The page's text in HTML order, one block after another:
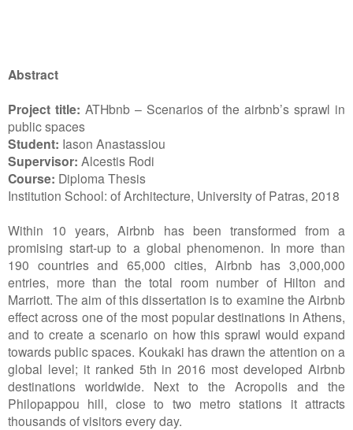
Abstract
Project title: ATHbnb – Scenarios of the airbnb’s sprawl in
public spaces
Student: Iason Anastassiou
Supervisor: Alcestis Rodi
Course: Diploma Thesis
Institution School: of Architecture, University of Patras, 2018
Within 10 years, Airbnb has been transformed from a
promising start-up to a global phenomenon. In more than
190 countries and 65,000 cities, Airbnb has 3,000,000
entries, more than the total room number of Hilton and
Marriott. The aim of this dissertation is to examine the Airbnb
effect across one of the most popular destinations in Athens,
and to create a scenario on how this sprawl would expand
towards public spaces. Koukaki has drawn the attention on a
global level; it ranked 5th in 2016 most developed Airbnb
destinations worldwide. Next to the Acropolis and the
Philopappou hill, close to two metro stations it attracts
thousands of visitors every day.